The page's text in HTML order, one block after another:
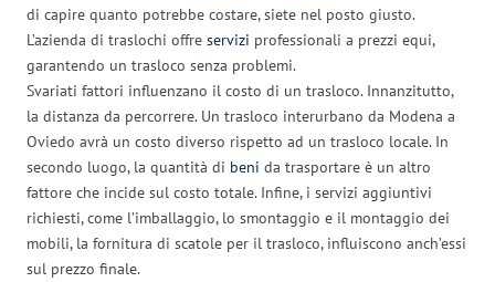
di capire quanto potrebbe costare, siete nel posto giusto.
L’azienda di traslochi offre servizi professionali a prezzi equi,
garantendo un trasloco senza problemi.
Svariati fattori influenzano il costo di un trasloco. Innanzitutto,
la distanza da percorrere. Un trasloco interurbano da Modena a
Oviedo avrà un costo diverso rispetto ad un trasloco locale. In
secondo luogo, la quantità di beni da trasportare è un altro
fattore che incide sul costo totale. Infine, i servizi aggiuntivi
richiesti, come l’imballaggio, lo smontaggio e il montaggio dei
mobili, la fornitura di scatole per il trasloco, influiscono anch’essi
sul prezzo finale.